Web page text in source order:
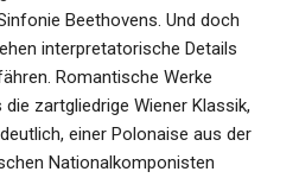
Beethovens. Und doch
interpretatorische Details
Romantische Werke
zartgliedrige Wiener Klassik,
einer Polonaise aus der
Nationalkomponisten